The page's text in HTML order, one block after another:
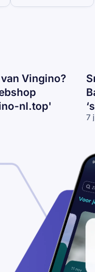
Vingino?
nl.top'
7
of